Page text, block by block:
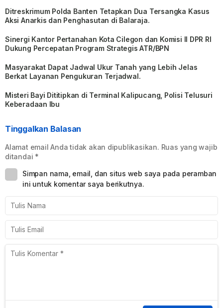
Ditreskrimum Polda Banten Tetapkan Dua Tersangka Kasus
Aksi Anarkis dan Penghasutan di Balaraja.
Sinergi Kantor Pertanahan Kota Cilegon dan Komisi II DPR RI
Dukung Percepatan Program Strategis ATR/BPN
Masyarakat Dapat Jadwal Ukur Tanah yang Lebih Jelas
Berkat Layanan Pengukuran Terjadwal.
Misteri Bayi Dititipkan di Terminal Kalipucang, Polisi Telusuri
Keberadaan Ibu
Tinggalkan Balasan
Alamat email Anda tidak akan dipublikasikan. Ruas yang wajib
ditandai *
Simpan nama, email, dan situs web saya pada peramban
ini untuk komentar saya berikutnya.